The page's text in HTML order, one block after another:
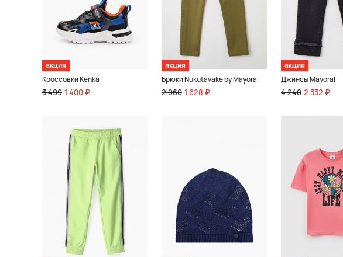
акция
Кроссовки Kenkä
3 499 1 400 ₽
акция
Брюки Nukutavake by Mayoral
2 960 1 628 ₽
акция
Джинсы Mayoral
4 240 2 332 ₽